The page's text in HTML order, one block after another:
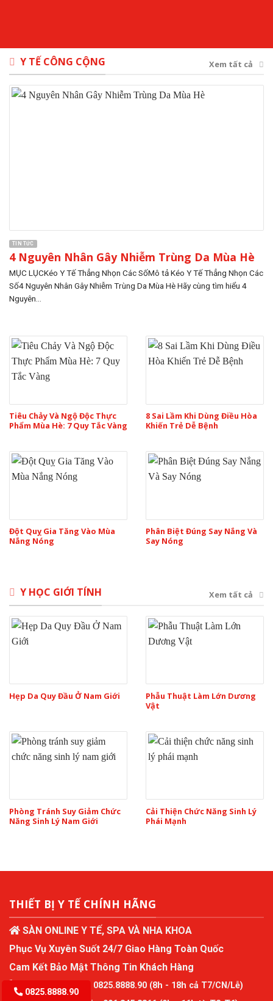
Y TẾ CÔNG CỘNG Xem tất cả
TIN TỨC
4 Nguyên Nhân Gây Nhiễm Trùng Da Mùa Hè
MỤC LỤCKéo Y Tế Thẳng Nhọn Các SốMô tả Kéo Y Tế Thẳng Nhọn Các
Số4 Nguyên Nhân Gây Nhiễm Trùng Da Mùa Hè Hãy cùng tìm hiểu 4
Nguyên...
Tiêu Chảy Và Ngộ Độc Thực
Phẩm Mùa Hè: 7 Quy Tắc Vàng
8 Sai Lầm Khi Dùng Điều Hòa
Khiến Trẻ Dễ Bệnh
Đột Quỵ Gia Tăng Vào Mùa
Nắng Nóng
Phân Biệt Đúng Say Nắng Và
Say Nóng
Y HỌC GIỚI TÍNH Xem tất cả
Hẹp Da Quy Đầu Ở Nam Giới
Phẫu Thuật Làm Lớn Dương
Vật
Phòng Tránh Suy Giảm Chức
Năng Sinh Lý Nam Giới
Cải Thiện Chức Năng Sinh Lý
Phái Mạnh
THIẾT BỊ Y TẾ CHÍNH HÃNG
SÀN ONLINE Y TẾ, SPA VÀ NHA KHOA
Phục Vụ Xuyên Suốt 24/7 Giao Hàng Toàn Quốc
Cam Kết Bảo Mật Thông Tin Khách Hàng
Tư Vấn Miễn Phí: 0825.8888.90 (8h - 18h cả T7/CN/Lễ)
0825.8888.90